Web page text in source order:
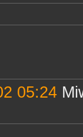
05:24